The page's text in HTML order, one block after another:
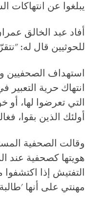
يبلغوا عن انتهاكات
أفاد عبد الخالق
للحوثيين قال له:
استهداف الصحفيين
انتهاك حرية
التي تعرضوا لها، أو
أولئك الذين بقوا،
وقالت الصحفية
هويتها كصحفية عند
التفتيش إذا
مهنتي على أنها